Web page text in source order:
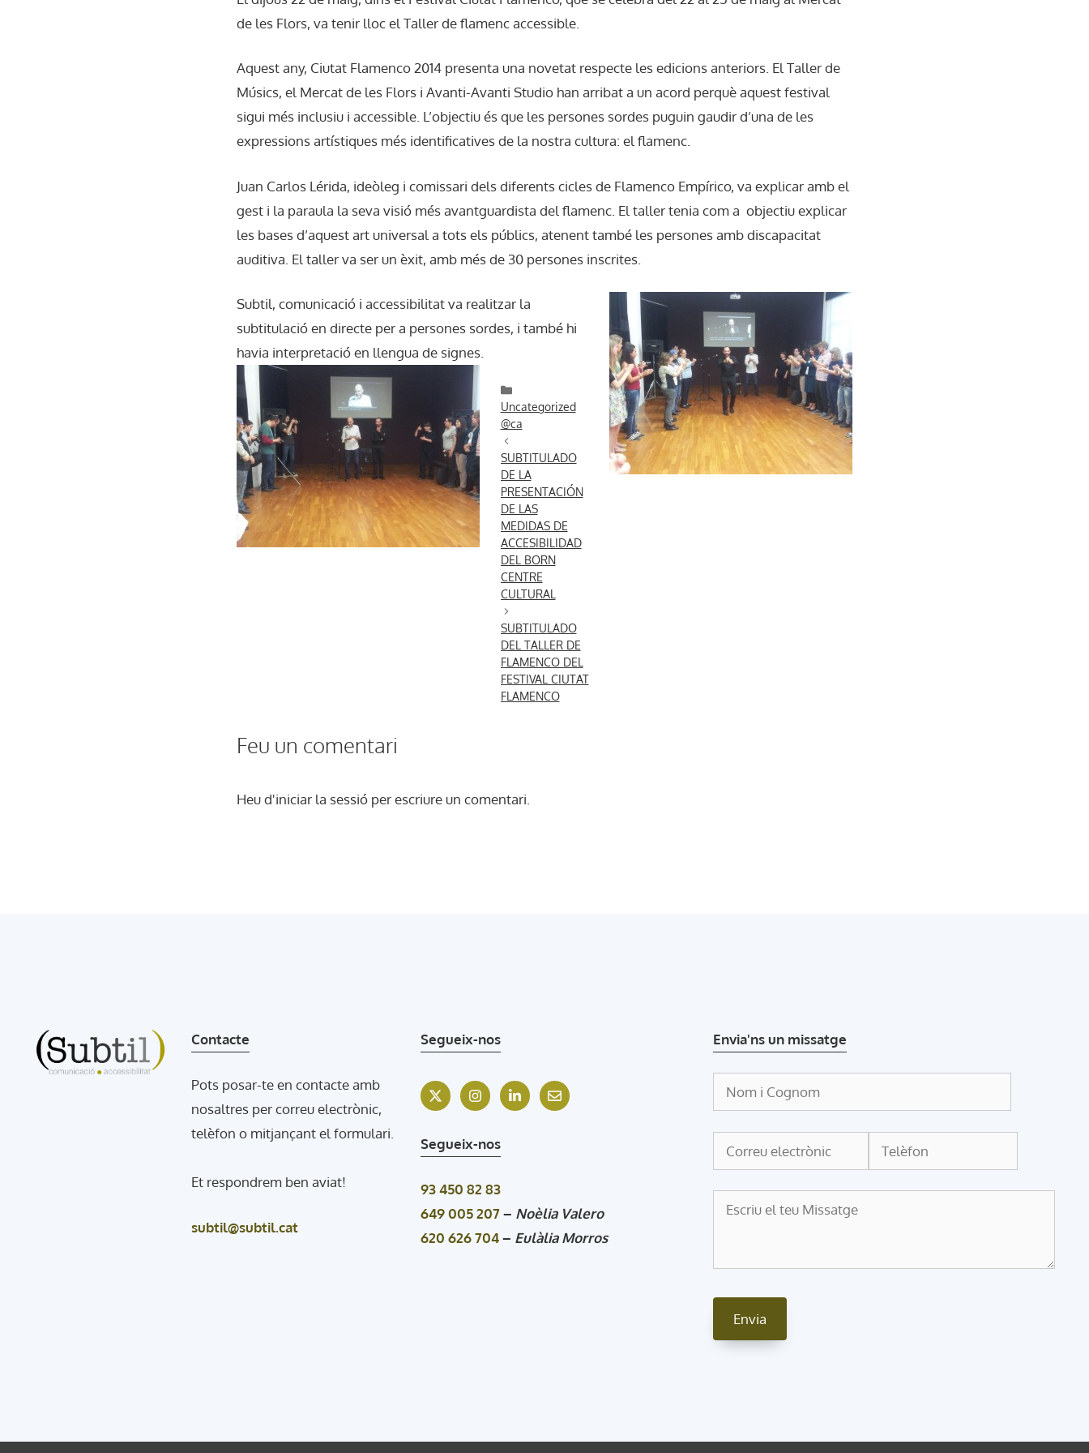
de les Flors, va tenir lloc el Taller de flamenc accessible.
Aquest any, Ciutat Flamenco 2014 presenta una novetat respecte les edicions anteriors. El Taller de
Músics, el Mercat de les Flors i Avanti-Avanti Studio han arribat a un acord perquè aquest festival
sigui més inclusiu i accessible. L’objectiu és que les persones sordes puguin gaudir d’una de les
expressions artístiques més identificatives de la nostra cultura: el flamenc.
Juan Carlos Lérida, ideòleg i comissari dels diferents cicles de Flamenco Empírico, va explicar amb el
gest i la paraula la seva visió més avantguardista del flamenc. El taller tenia com a objectiu explicar
les bases d’aquest art universal a tots els públics, atenent també les persones amb discapacitat
auditiva. El taller va ser un èxit, amb més de 30 persones inscrites.
Subtil, comunicació i accessibilitat va realitzar la
subtitulació en directe per a persones sordes, i també hi
havia interpretació en llengua de signes.
Uncategorized
@ca
SUBTITULADO
DE LA
PRESENTACIÓN
DE LAS
MEDIDAS DE
ACCESIBILIDAD
DEL BORN
CENTRE
CULTURAL
SUBTITULADO
DEL TALLER DE
FLAMENCO DEL
FESTIVAL CIUTAT
FLAMENCO
Feu un comentari
Heu d'iniciar la sessió per escriure un comentari.
Contacte
Pots posar-te en contacte amb
nosaltres per correu electrònic,
telèfon o mitjançant el formulari.
Et respondrem ben aviat!
subtil@subtil.cat
Segueix-nos
Segueix-nos
93 450 82 83
649 005 207– Noèlia Valero
620 626 704– Eulàlia Morros
Envia'ns un missatge